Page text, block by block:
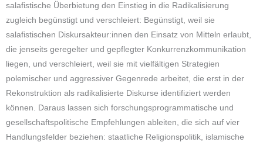
salafistische Überbietung den Einstieg in die Radikalisierung
zugleich begünstigt und verschleiert: Begünstigt, weil sie
salafistischen Diskursakteur:innen den Einsatz von Mitteln erlaubt,
die jenseits geregelter und gepflegter Konkurrenzkommunikation
liegen, und verschleiert, weil sie mit vielfältigen Strategien
polemischer und aggressiver Gegenrede arbeitet, die erst in der
Rekonstruktion als radikalisierte Diskurse identifiziert werden
können. Daraus lassen sich forschungsprogrammatische und
gesellschaftspolitische Empfehlungen ableiten, die sich auf vier
Handlungsfelder beziehen: staatliche Religionspolitik, islamische